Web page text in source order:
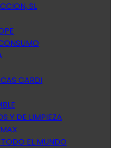
SL
CARDI
Y DE LIMPIEZA
EL MUNDO